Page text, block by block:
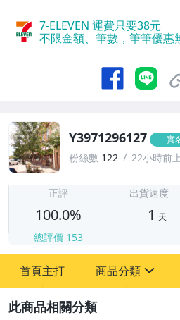
7-ELEVEN 運費只要38元
不限金額、筆數，筆筆優惠
Y3971296127 實
粉絲數 122 22小時前
正評
100.0%
總評價 153
出貨速度
1 天
首頁主打 商品分類